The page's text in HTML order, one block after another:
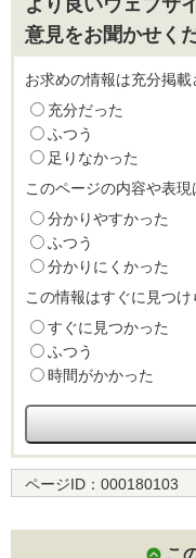
意見をお聞かせく
お求めの情報は充分掲
充分だった
ふつう
足りなかった
このページの内容や表
分かりやすかった
ふつう
分かりにくかった
この情報はすぐに見つけ
すぐに見つかった
ふつう
時間がかかった
ページID： 000180103
こ